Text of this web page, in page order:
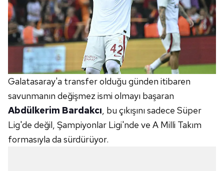
Galatasaray'a transfer olduğu günden itibaren
savunmanın değişmez ismi olmayı başaran
Abdülkerim Bardakcı, bu çıkışını sadece Süper
Lig'de değil, Şampiyonlar Ligi'nde ve A Milli Takım
formasıyla da sürdürüyor.